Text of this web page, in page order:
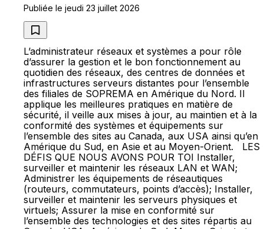
Publiée le jeudi 23 juillet 2026
L’administrateur réseaux et systèmes a pour rôle
d’assurer la gestion et le bon fonctionnement au
quotidien des réseaux, des centres de données et
infrastructures serveurs distantes pour l’ensemble
des filiales de SOPREMA en Amérique du Nord. Il
applique les meilleures pratiques en matière de
sécurité, il veille aux mises à jour, au maintien et à la
conformité des systèmes et équipements sur
l’ensemble des sites au Canada, aux USA ainsi qu’en
Amérique du Sud, en Asie et au Moyen-Orient. LES
DÉFIS QUE NOUS AVONS POUR TOI Installer,
surveiller et maintenir les réseaux LAN et WAN;
Administrer les équipements de réseautiques
(routeurs, commutateurs, points d’accès); Installer,
surveiller et maintenir les serveurs physiques et
virtuels; Assurer la mise en conformité sur
l’ensemble des technologies et des sites répartis au